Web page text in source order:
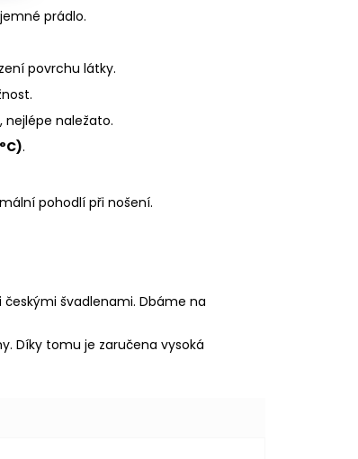
prádlo.
povrchu látky.
nejlépe naležato.
.
pohodlí při nošení.
českými švadlenami. Dbáme na
Díky tomu je zaručena vysoká